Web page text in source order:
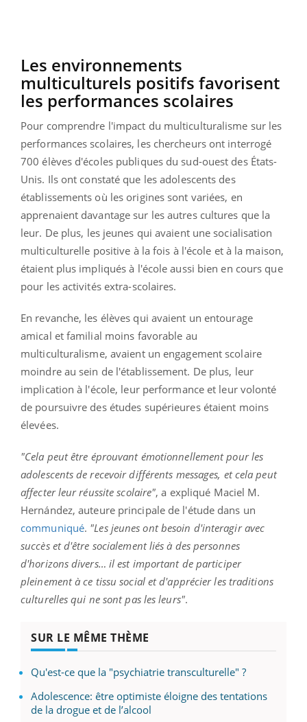
Les environnements
multiculturels positifs favorisent
les performances scolaires
Pour comprendre l'impact du multiculturalisme sur les
performances scolaires, les chercheurs ont interrogé
700 élèves d'écoles publiques du sud-ouest des États-
Unis. Ils ont constaté que les adolescents des
établissements où les origines sont variées, en
apprenaient davantage sur les autres cultures que la
leur. De plus, les jeunes qui avaient une socialisation
multiculturelle positive à la fois à l'école et à la maison,
étaient plus impliqués à l'école aussi bien en cours que
pour les activités extra-scolaires.
En revanche, les élèves qui avaient un entourage
amical et familial moins favorable au
multiculturalisme, avaient un engagement scolaire
moindre au sein de l'établissement. De plus, leur
implication à l'école, leur performance et leur volonté
de poursuivre des études supérieures étaient moins
élevées.
"Cela peut être éprouvant émotionnellement pour les
adolescents de recevoir différents messages, et cela peut
affecter leur réussite scolaire", a expliqué Maciel M.
Hernández, auteure principale de l'étude dans un
communiqué. "Les jeunes ont besoin d'interagir avec
succès et d'être socialement liés à des personnes
d'horizons divers… il est important de participer
pleinement à ce tissu social et d'apprécier les traditions
culturelles qui ne sont pas les leurs".
SUR LE MÊME THÈME
Qu'est-ce que la "psychiatrie transculturelle" ?
Adolescence: être optimiste éloigne des tentations
de la drogue et de l’alcool